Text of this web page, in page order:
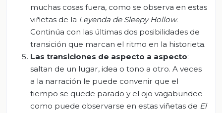
muchas cosas fuera, como se observa en estas
viñetas de la Leyenda de Sleepy Hollow.
Continúa con las últimas dos posibilidades de
transición que marcan el ritmo en la historieta.
Las transiciones de aspecto a aspecto:
saltan de un lugar, idea o tono a otro. A veces
a la narración le puede convenir que el
tiempo se quede parado y el ojo vagabundee
como puede observarse en estas viñetas de El